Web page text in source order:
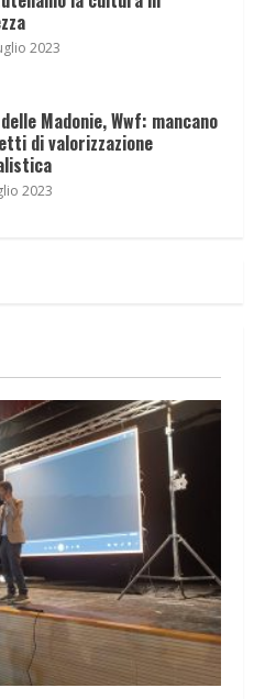
2023
Madonie, Wwf: mancano
di valorizzazione
2023